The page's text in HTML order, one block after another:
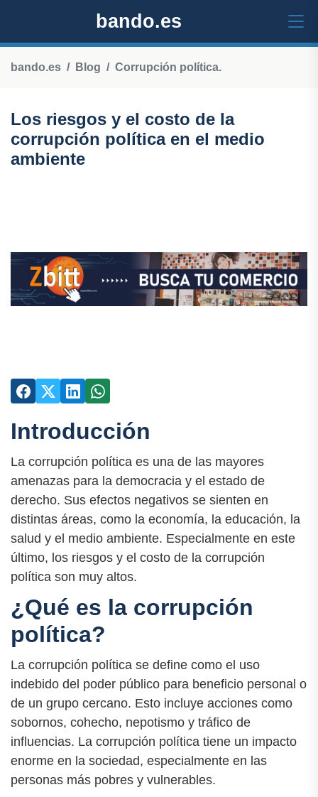
bando.es
bando.es Blog Corrupción política.
Los riesgos y el costo de la
corrupción política en el medio
ambiente
Introducción
La corrupción política es una de las mayores
amenazas para la democracia y el estado de
derecho. Sus efectos negativos se sienten en
distintas áreas, como la economía, la educación, la
salud y el medio ambiente. Especialmente en este
último, los riesgos y el costo de la corrupción
política son muy altos.
¿Qué es la corrupción
política?
La corrupción política se define como el uso
indebido del poder público para beneficio personal o
de un grupo cercano. Esto incluye acciones como
sobornos, cohecho, nepotismo y tráfico de
influencias. La corrupción política tiene un impacto
enorme en la sociedad, especialmente en las
personas más pobres y vulnerables.